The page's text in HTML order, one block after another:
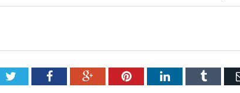
TwitterFacebookGoogle+PinterestLinkedIn